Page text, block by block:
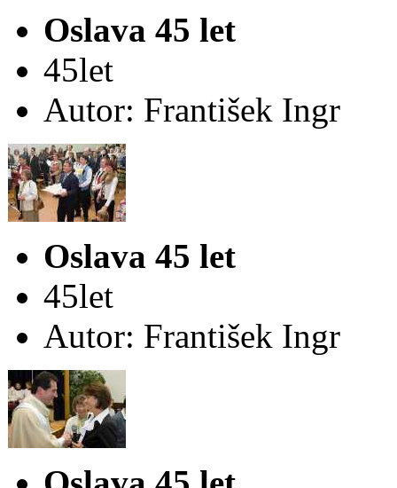
Oslava 45 let
45let
Autor: František Ingr
Oslava 45 let
45let
Autor: František Ingr